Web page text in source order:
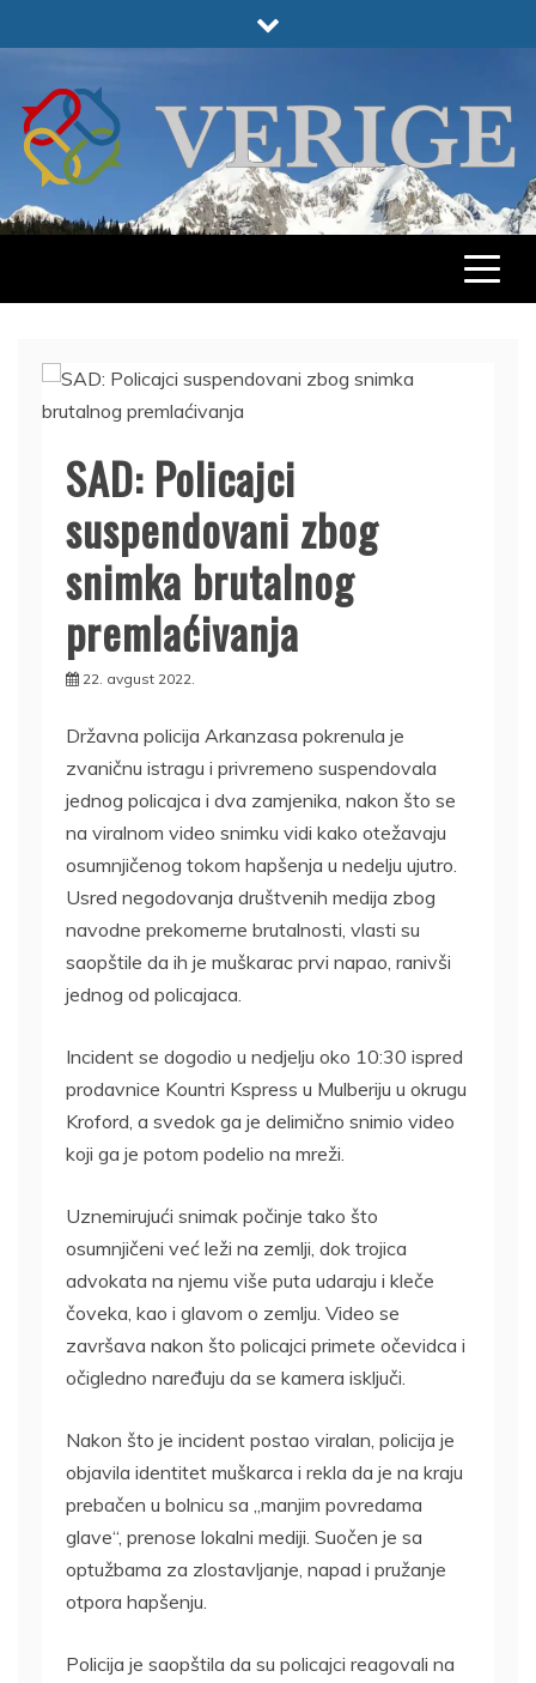
to
VERIGE
ODABRANO
SAD: Policajci
suspendovani zbog
snimka brutalnog
premlaćivanja
22. avgust 2022.
Državna policija Arkanzasa pokrenula je
zvaničnu istragu i privremeno suspendovala
jednog policajca i dva zamjenika, nakon što se
na viralnom video snimku vidi kako otežavaju
osumnjičenog tokom hapšenja u nedelju ujutro.
Usred negodovanja društvenih medija zbog
navodne prekomerne brutalnosti, vlasti su
saopštile da ih je muškarac prvi napao, ranivši
jednog od policajaca.
Incident se dogodio u nedjelju oko 10:30 ispred
prodavnice Kountri Kspress u Mulberiju u okrugu
Kroford, a svedok ga je delimično snimio video
koji ga je potom podelio na mreži.
Uznemirujući snimak počinje tako što
osumnjičeni već leži na zemlji, dok trojica
advokata na njemu više puta udaraju i kleče
čoveka, kao i glavom o zemlju. Video se
završava nakon što policajci primete očevidca i
očigledno naređuju da se kamera isključi.
Nakon što je incident postao viralan, policija je
objavila identitet muškarca i rekla da je na kraju
prebačen u bolnicu sa „manjim povredama
glave“, prenose lokalni mediji. Suočen je sa
optužbama za zlostavljanje, napad i pružanje
otpora hapšenju.
Policija je saopštila da su policajci reagovali na